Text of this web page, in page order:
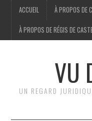
ACCUEIL À PROPOS DE
À PROPOS DE RÉGIS DE
VU
UN REGARD